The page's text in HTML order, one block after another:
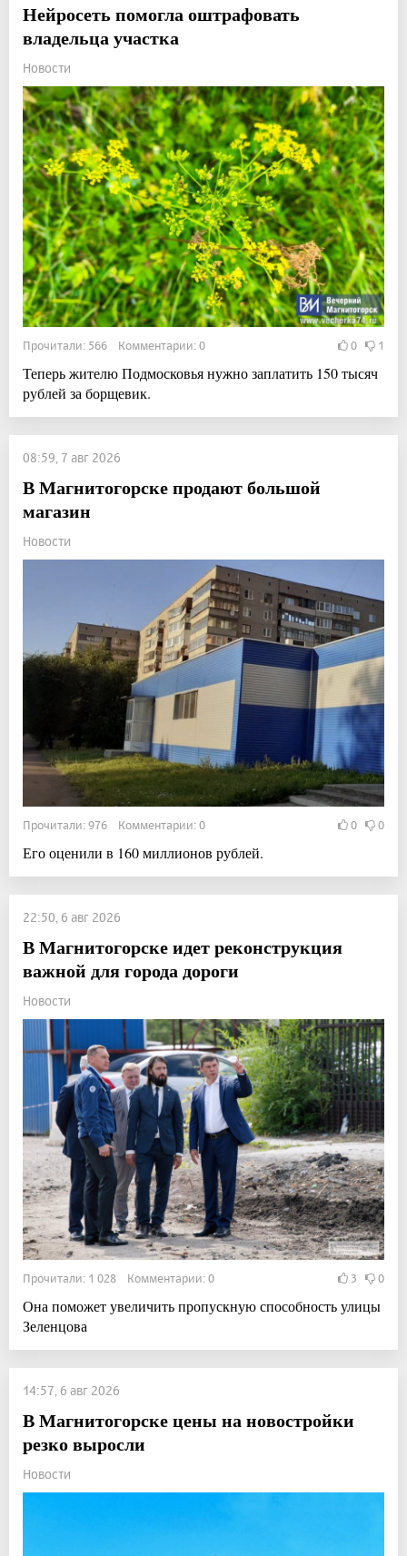
Нейросеть помогла оштрафовать
владельца участка
Новости
Прочитали: 566 Комментарии: 0 0 1
Теперь жителю Подмосковья нужно заплатить 150 тысяч
рублей за борщевик.
08:59, 7 авг 2026
В Магнитогорске продают большой
магазин
Новости
Прочитали: 976 Комментарии: 0 0 0
Его оценили в 160 миллионов рублей.
22:50, 6 авг 2026
В Магнитогорске идет реконструкция
важной для города дороги
Новости
Прочитали: 1 028 Комментарии: 0 3 0
Она поможет увеличить пропускную способность улицы
Зеленцова
14:57, 6 авг 2026
В Магнитогорске цены на новостройки
резко выросли
Новости